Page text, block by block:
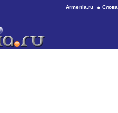
Armenia.ru